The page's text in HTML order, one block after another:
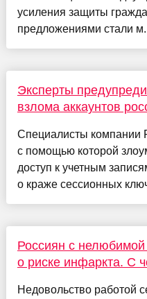
усиления защиты
предложениями стали
Эксперты
взлома аккаунтов
Специалисты компании
с помощью которой
доступ к учетным
о краже сессионных
Россиян с
о риске инфаркта. С
Недовольство работой